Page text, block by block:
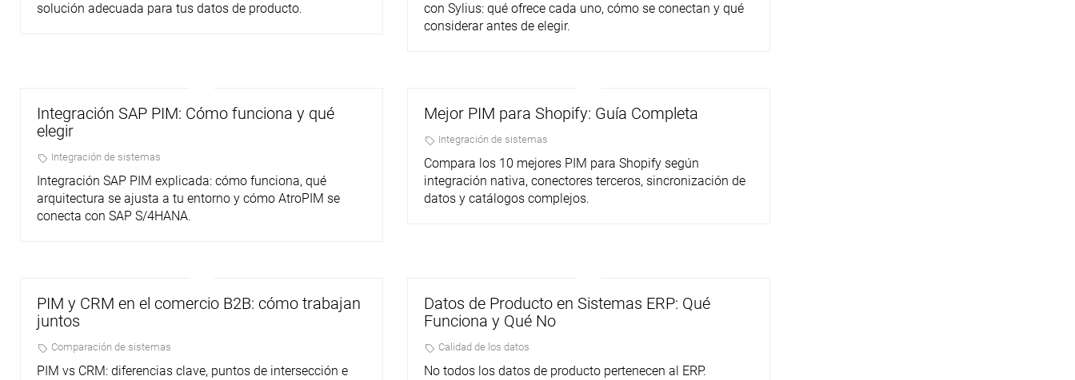
solución adecuada para tus datos de producto.
con Sylius: qué ofrece cada uno, cómo se conectan y qué
considerar antes de elegir.
Integración SAP PIM: Cómo funciona y qué
elegir
Integración de sistemas
Integración SAP PIM explicada: cómo funciona, qué
arquitectura se ajusta a tu entorno y cómo AtroPIM se
conecta con SAP S/4HANA.
Mejor PIM para Shopify: Guía Completa
Integración de sistemas
Compara los 10 mejores PIM para Shopify según
integración nativa, conectores terceros, sincronización de
datos y catálogos complejos.
PIM y CRM en el comercio B2B: cómo trabajan
juntos
Comparación de sistemas
PIM vs CRM: diferencias clave, puntos de intersección e
Datos de Producto en Sistemas ERP: Qué
Funciona y Qué No
Calidad de los datos
No todos los datos de producto pertenecen al ERP.